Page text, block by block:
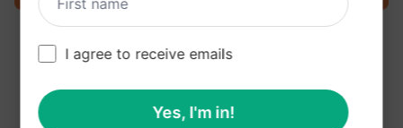
I agree to receive emails
Yes, I'm in!